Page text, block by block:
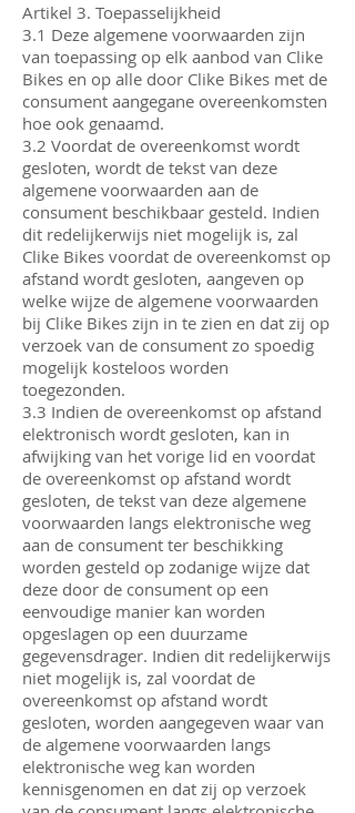
Artikel 3. Toepasselijkheid
3.1 Deze algemene voorwaarden zijn
van toepassing op elk aanbod van Clike
Bikes en op alle door Clike Bikes met de
consument aangegane overeenkomsten
hoe ook genaamd.
3.2 Voordat de overeenkomst wordt
gesloten, wordt de tekst van deze
algemene voorwaarden aan de
consument beschikbaar gesteld. Indien
dit redelijkerwijs niet mogelijk is, zal
Clike Bikes voordat de overeenkomst op
afstand wordt gesloten, aangeven op
welke wijze de algemene voorwaarden
bij Clike Bikes zijn in te zien en dat zij op
verzoek van de consument zo spoedig
mogelijk kosteloos worden
toegezonden.
3.3 Indien de overeenkomst op afstand
elektronisch wordt gesloten, kan in
afwijking van het vorige lid en voordat
de overeenkomst op afstand wordt
gesloten, de tekst van deze algemene
voorwaarden langs elektronische weg
aan de consument ter beschikking
worden gesteld op zodanige wijze dat
deze door de consument op een
eenvoudige manier kan worden
opgeslagen op een duurzame
gegevensdrager. Indien dit redelijkerwijs
niet mogelijk is, zal voordat de
overeenkomst op afstand wordt
gesloten, worden aangegeven waar van
de algemene voorwaarden langs
elektronische weg kan worden
kennisgenomen en dat zij op verzoek